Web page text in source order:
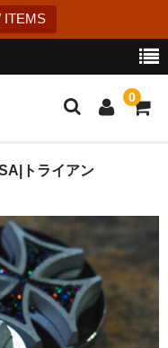
ITEMS
0
トライアン